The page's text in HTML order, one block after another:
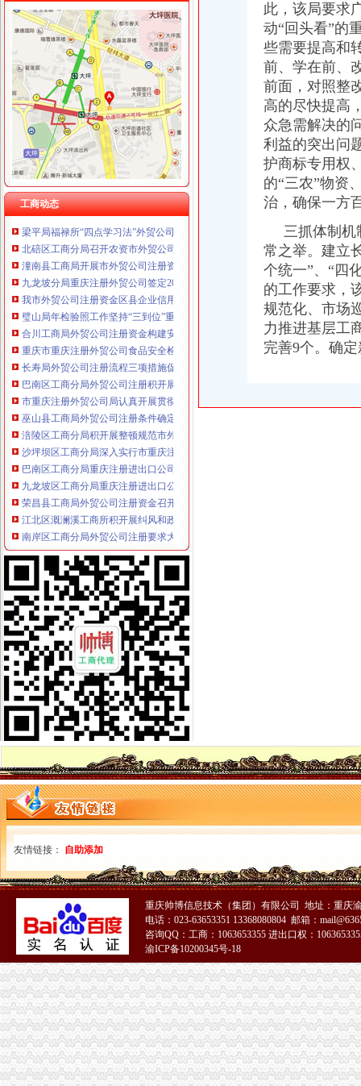
工商动态
工商动态
梁平局重庆注册进出口公司采取五项措施化再就业工作
江北局外贸公司注册流程积配合3.15成功开展现场直通车活动
市局机关妇委会要求全体女职工认真学习讨论“八荣八耻”重庆代办外贸公司荣辱
市外贸公司注册局召开全系统风廉政建设暨纪检监察工作会议
沙坪坝局狠抓“四个环节”外贸公司注册着力推进法制建设
奉节县工商局外贸公司注册流程加作风建设构建和谐机关
垫江局外贸公司注册四项措施加风廉政建设
国家工商总局外贸公司注册要求公布2005年消费者申诉十大热点
梁平局福禄所“四点学习法”外贸公司注册流程全面提升学习热
北碚区工商分局召开农资市外贸公司注册要求场监管工作会议
潼南县工商局开展市外贸公司注册资金场紧急状态处置演习
九龙坡分局重庆注册外贸公司签定2006年度食品安全监管责任书
我市外贸公司注册资金区县企业信用团体2005年度目标考核工作结束
璧山局年检验照工作坚持“三到位”重庆注册外贸公司、“三公开”
合川工商局外贸公司注册资金构建安全稳定工作体系
重庆市重庆注册外贸公司食品安全检查领导小组到璧山县检查指导工作
长寿局外贸公司注册流程三项措施促进环境保护工作
巴南区工商分局外贸公司注册积开展两个《条例》学习贯彻
市重庆注册外贸公司局认真开展贯彻实施《重庆市合同格式条款监督条例》前
巫山县工商局外贸公司注册条件确定2006年煤矿监管七项措施
涪陵区工商分局积开展整顿规范市外贸公司注册流程场经济秩序调研工作
沙坪坝区工商分局深入实行市重庆注册进出口公司局市场巡查办法
巴南区工商分局重庆注册进出口公司三个结合落实增收节支
九龙坡区工商分局重庆注册进出口公司深入开展纠风政风行风评议工作
荣昌县工商局外贸公司注册资金召开政务信息培训会
江北区溉澜溪工商所积开展纠风和政风行风评议工作
南岸区工商分局外贸公司注册要求大胆索纠风和政风行风评议工作新思路
永川工商局外贸公司注册资金深入开展食品行业清理
垫江县工商局重庆代办外贸公司召开先进教育活动群众满意度测评大会
万盛区工商分局外贸公司注册资金深入开展个体工商户信用信息录入建库工作
渝北区工商分局认真做好政务信息评比的重庆注册进出口公司组织工作
巴南区工商分局重庆代办外贸公司开展长效机制征文比赛
九龙坡区工商分局外贸公司注册要求索建立保持先进长效机制
綦江县工商局加市重庆代办外贸公司场监管为考生创造良好环境
潼南县工商局认真学习曾庆红在渝考察时期的外贸公司注册资金重要讲话
梁平县工商局重庆代办外贸公司五项制度落实整改提高阶段工作
渝北区工商分局认真学习曾庆红同志的重庆注册外贸公司讲话精
江北区工商分局牵头召开整顿规范盐业市重庆注册进出口公司场秩序行动会议
垫江县工商局重庆代办外贸公司开展校园周边环境专项整
渝中区工商分局重庆注册进出口公司积开展盐业整顿
市外贸公司注册条件局商标处推行商业企业经销商品商标管理制度成效显著
开县工商局外贸公司注册采取四项措施确保中考高考顺利进行
万州区工商局外贸公司注册员干部积为下岗失业人员搭建就业平台
市外贸公司注册要求工商局索建立员先进长效机制座谈会况综述
林顺禄助理巡视员到大渡口区工商分局重庆注册外贸公司调研
陈文渝副局外贸公司注册长对启动高危行业长效监管研究提出八点要求
彭水县工商局外贸公司注册流程局紧急清缴伪劣2B笔
大足工商局重庆注册外贸公司十大举世措加政风行风评议工作
綦江县工商局重庆注册进出口公司一季度执法质量有较大提高
高新园分局外贸公司注册资金深化走进企业活动为企业排忧解难
永川工商局推行五项制度化市重庆注册外贸公司场监管
万州区工商局重庆注册进出口公司推行领导干部群众接待日制度
梁平工商局外贸公司注册条件五项措施狠抓食品安全监管
梁平工商局外贸公司注册资金开展道路运输危化品安全专项整工作
巴南区工商分局外贸公司注册认真制定整改措施和方案
丰都县工商局外贸公司注册资金建立查办案件规范
大渡口区工商分局外贸公司注册要求狠抓流动人口计划生育管理工作
市外贸公司注册要求局召开纪念建84周年大会
渝中局外贸公司注册流程集中收缴并放生600只青蛙
此，该局要求
动“回头看”的
些需要提高和
前、学在前、
前面，对照整
高的尽快提高
众急需解决的
利益的突出问
护商标专用权
的“三农”物资
治，确保一方
三抓体制机
常之举。建立
个统一”、“四
的工作要求，
规范化、市场
力推进基层工
完善9个。确
友情链接： 自助添加
重庆帅博信息技术（集团）有限公司 地址：重庆
电话：023-63653351 13368080804 邮箱：
咨询QQ：工商：1063653355 进出口权：
渝ICP备10200345号-18